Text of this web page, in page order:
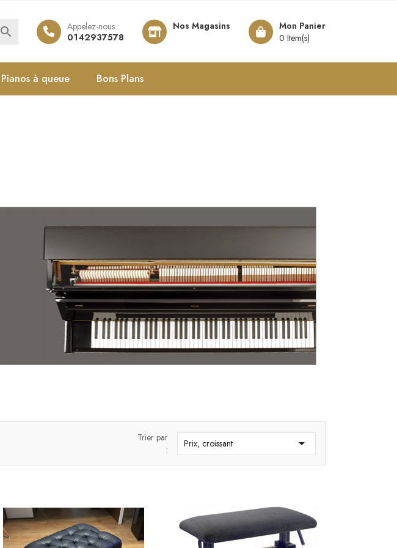
Mon Panier
0 Item(s)
Nos Magasins
Appelez-nous :
0142937578

Pianos à queue Bons Plans
Trier par
:
Prix, croissant 